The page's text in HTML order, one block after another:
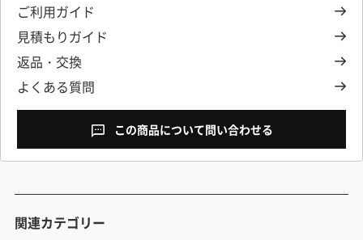
ご利用ガイド
見積もりガイド
返品・交換
よくある質問
この商品について問い合わせる
関連カテゴリー